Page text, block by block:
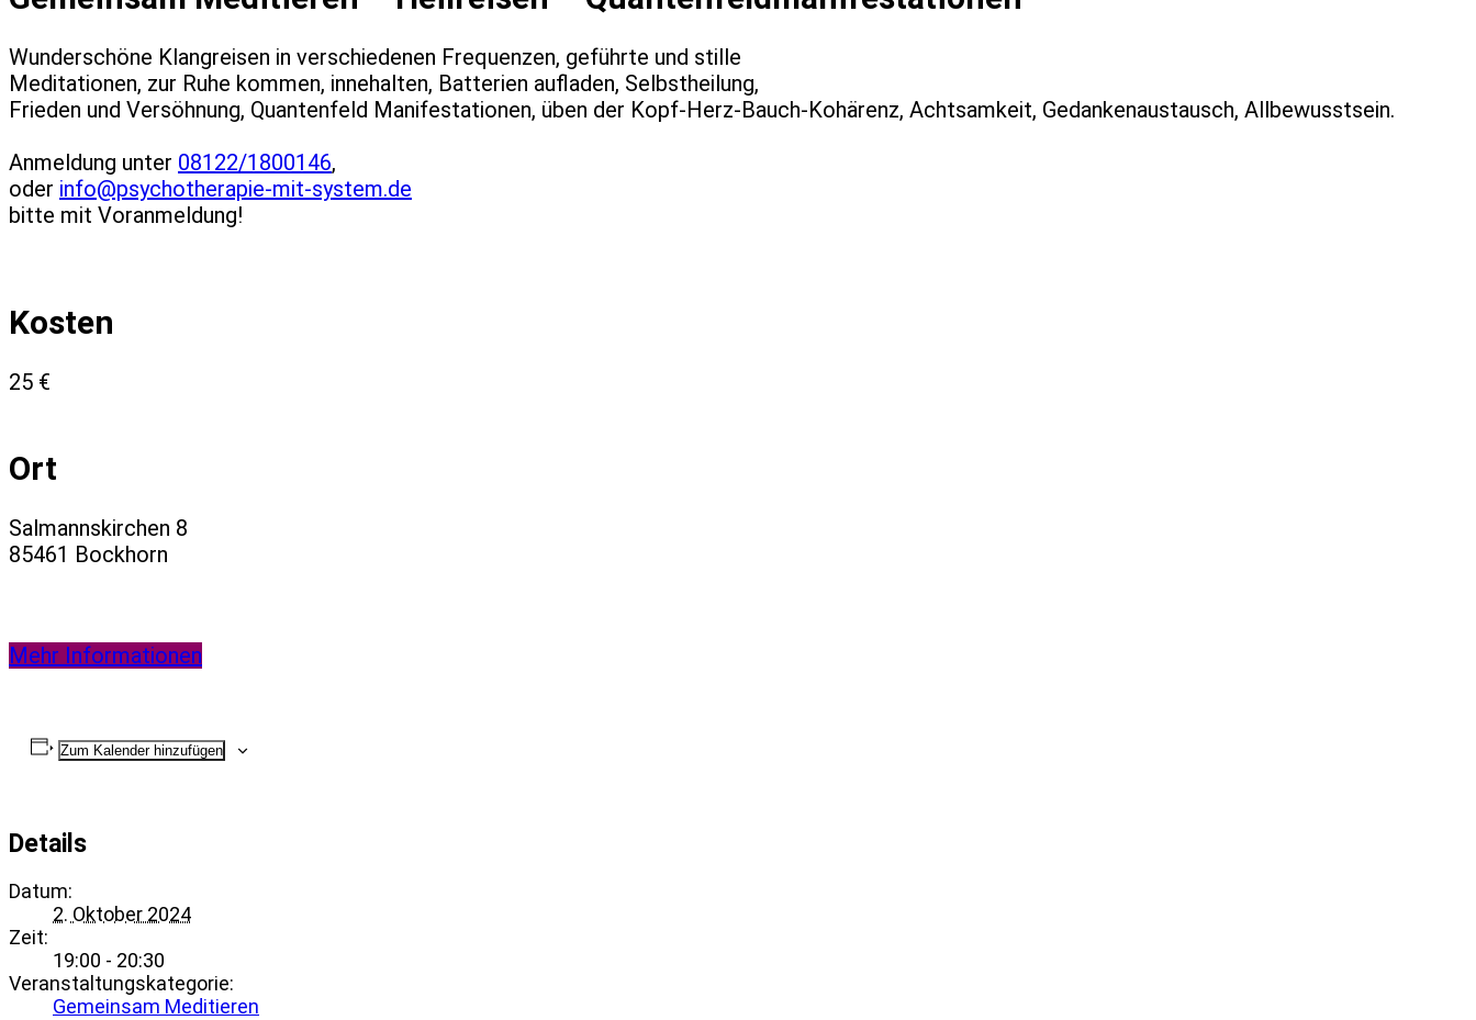
Wunderschöne Klangreisen in verschiedenen Frequenzen, geführte und stille
Meditationen, zur Ruhe kommen, innehalten, Batterien aufladen, Selbstheilung,
Frieden und Versöhnung, Quantenfeld Manifestationen, üben der Kopf-Herz-Bauch-Kohärenz, Achtsamkeit, Gedankenaustausch, Allbewusstsein.
Anmeldung unter 08122/1800146,
oder info@psychotherapie-mit-system.de
bitte mit Voranmeldung!
Kosten
25 €
Ort
Salmannskirchen 8
85461 Bockhorn
Mehr Informationen
Zum Kalender hinzufügen
Details
Datum:
2. Oktober 2024
Zeit:
19:00 - 20:30
Veranstaltungskategorie:
Gemeinsam Meditieren